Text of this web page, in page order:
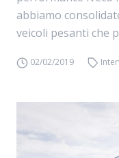
abbiamo
veicoli pesanti che
02/02/2019